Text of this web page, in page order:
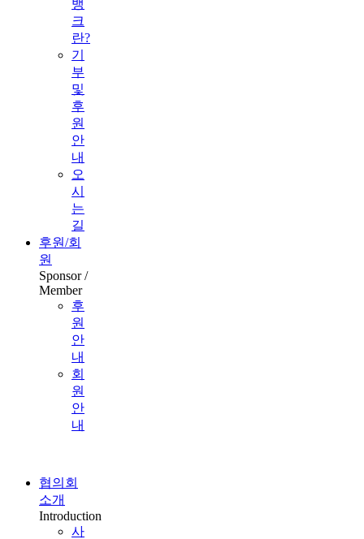
뱅
크
란?
기
부
및
후
원
안
내
오
시
는
길
후원/회
원
Sponsor /
Member
후
원
안
내
회
원
안
내
협의회
소개
Introduction
사